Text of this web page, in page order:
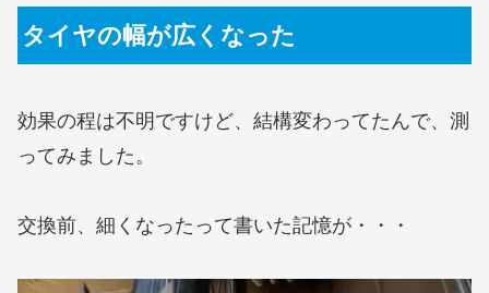
タイヤの幅が広くなった
効果の程は不明ですけど、結構変わってたんで、測
ってみました。
交換前、細くなったって書いた記憶が・・・